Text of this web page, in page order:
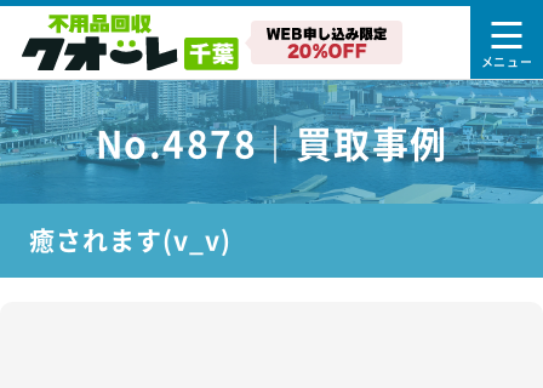
No.4878｜買取事例
癒されます(v_v)